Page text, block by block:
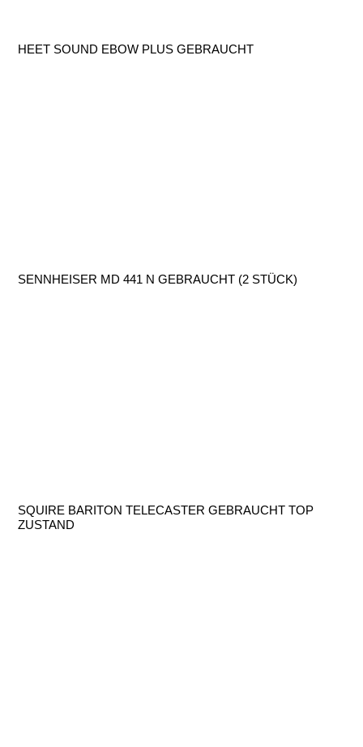
HEET SOUND EBOW PLUS GEBRAUCHT
SENNHEISER MD 441 N GEBRAUCHT (2 STÜCK)
SQUIRE BARITON TELECASTER GEBRAUCHT TOP
ZUSTAND